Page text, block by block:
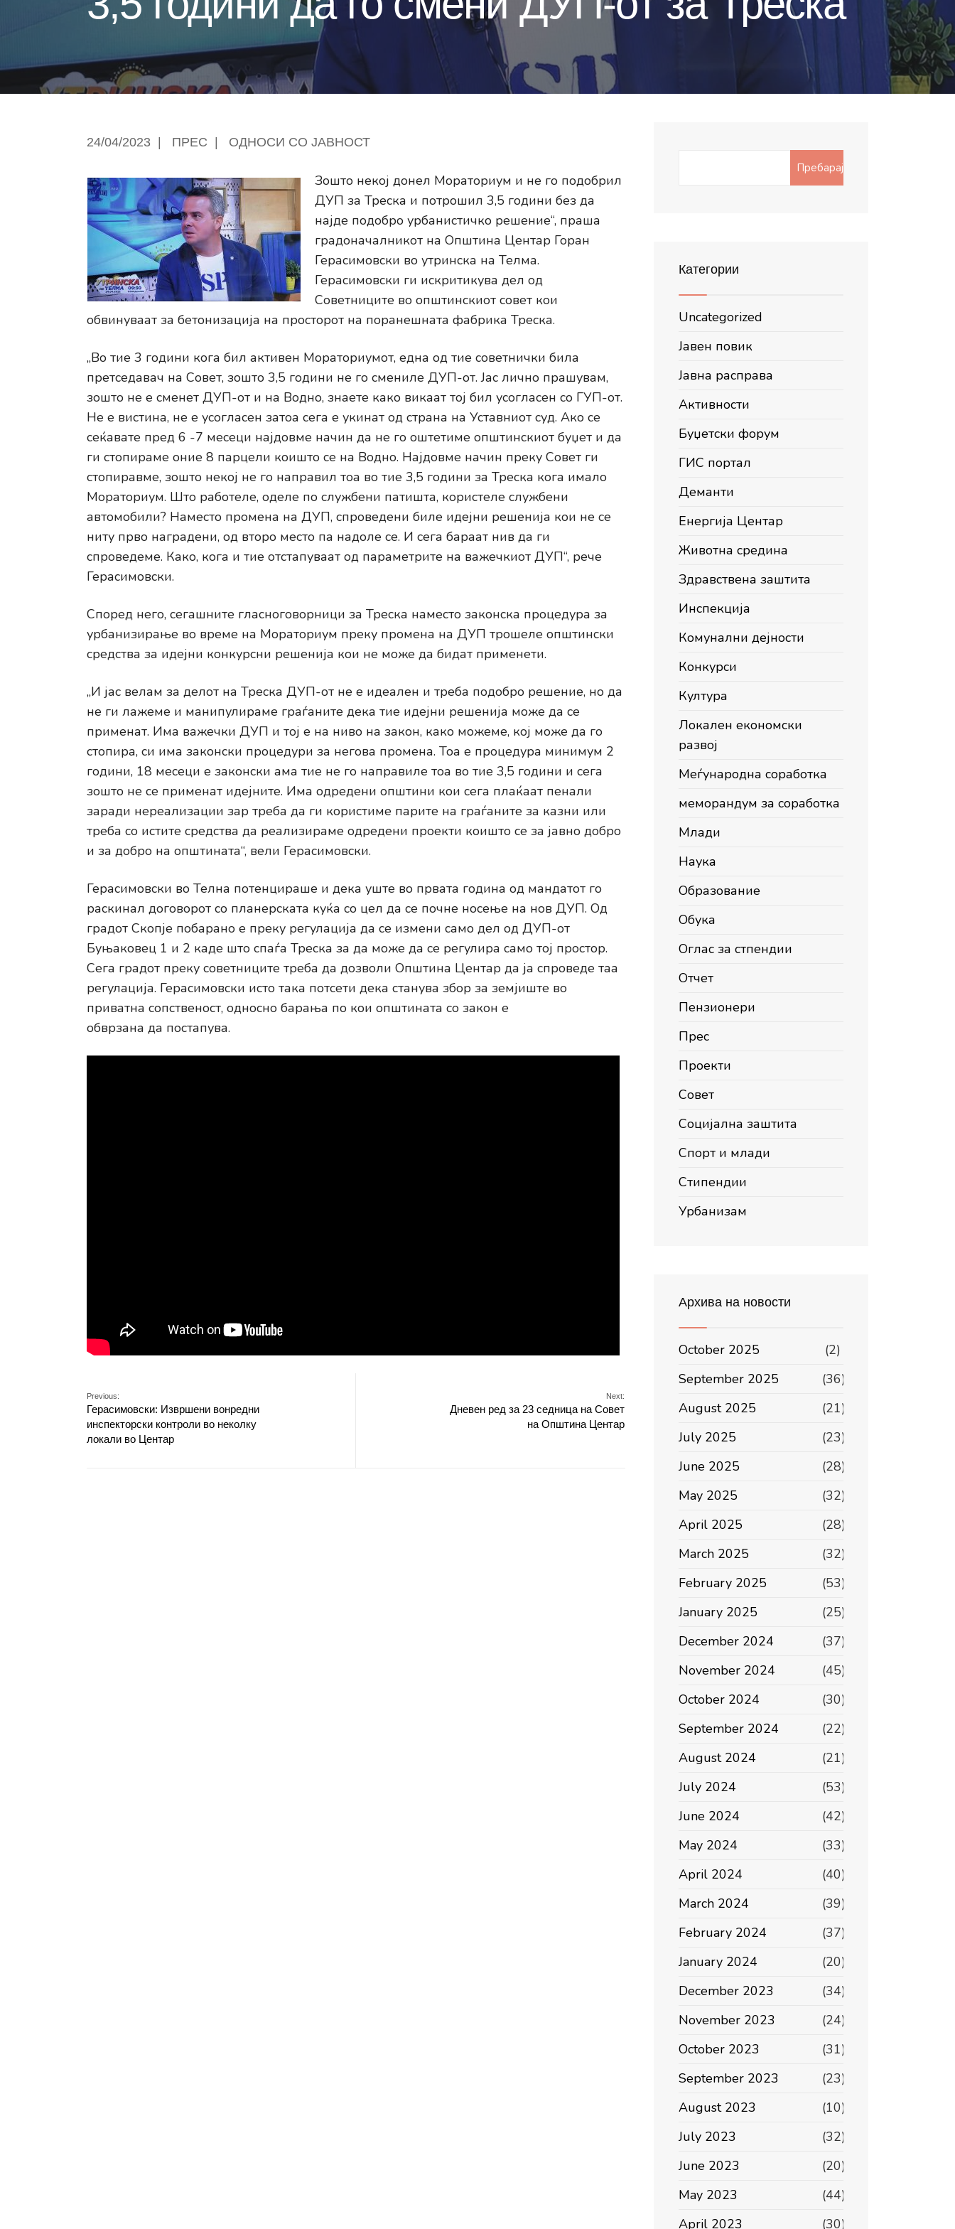
24/04/2023 ПРЕС ОДНОСИ СО ЈАВНОСТ
Зошто некој донел Мораториум и не го подобрил
ДУП за Треска и потрошил 3,5 години без да
најде подобро урбанистичко решение“, праша
градоначалникот на Општина Центар Горан
Герасимовски во утринска на Телма.
Герасимовски ги искритикува дел од
Советниците во општинскиот совет кои
обвинуваат за бетонизација на просторот на поранешната фабрика Треска.
„Во тие 3 години кога бил активен Мораториумот, една од тие советнички била
претседавач на Совет, зошто 3,5 години не го смениле ДУП-от. Јас лично прашувам,
зошто не е сменет ДУП-от и на Водно, знаете како викаат тој бил усогласен со ГУП-от.
Не е вистина, не е усогласен затоа сега е укинат од страна на Уставниот суд. Ако се
сеќавате пред 6 -7 месеци најдовме начин да не го оштетиме општинскиот буџет и да
ги стопираме оние 8 парцели коишто се на Водно. Најдовме начин преку Совет ги
стопиравме, зошто некој не го направил тоа во тие 3,5 години за Треска кога имало
Мораториум. Што работеле, оделе по службени патишта, користеле службени
автомобили? Наместо промена на ДУП, спроведени биле идејни решенија кои не се
ниту прво наградени, од второ место па надоле се. И сега бараат нив да ги
спроведеме. Како, кога и тие отстапуваат од параметрите на важечкиот ДУП“, рече
Герасимовски.
Според него, сегашните гласноговорници за Треска наместо законска процедура за
урбанизирање во време на Мораториум преку промена на ДУП трошеле општински
средства за идејни конкурсни решенија кои не може да бидат применети.
„И јас велам за делот на Треска ДУП-от не е идеален и треба подобро решение, но да
не ги лажеме и манипулираме граѓаните дека тие идејни решенија може да се
применат. Има важечки ДУП и тој е на ниво на закон, како можеме, кој може да го
стопира, си има законски процедури за негова промена. Тоа е процедура минимум 2
години, 18 месеци е законски ама тие не го направиле тоа во тие 3,5 години и сега
зошто не се применат идејните. Има одредени општини кои сега плаќаат пенали
заради нереализации зар треба да ги користиме парите на граѓаните за казни или
треба со истите средства да реализираме одредени проекти коишто се за јавно добро
и за добро на општината“, вели Герасимовски.
Герасимовски во Телна потенцираше и дека уште во првата година од мандатот го
раскинал договорот со планерската куќа со цел да се почне носење на нов ДУП. Од
градот Скопје побарано е преку регулација да се измени само дел од ДУП-от
Буњаковец 1 и 2 каде што спаѓа Треска за да може да се регулира само тој простор.
Сега градот преку советниците треба да дозволи Општина Центар да ја спроведе таа
регулација. Герасимовски исто така потсети дека станува збор за земјиште во
приватна сопственост, односно барања по кои општината со закон е
обврзана да постапува.
Previous:
Герасимовски: Извршени вонредни
инспекторски контроли во неколку
локали во Центар
Next:
Дневен ред за 23 седница на Совет
на Општина Центар
Пребарај
Категории
Uncategorized
Јавен повик
Јавна расправа
Активности
Буџетски форум
ГИС портал
Деманти
Енергија Центар
Животна средина
Здравствена заштита
Инспекција
Комунални дејности
Конкурси
Култура
Локален економски
развој
Меѓународна соработка
меморандум за соработка
Млади
Наука
Образование
Обука
Оглас за стпендии
Отчет
Пензионери
Прес
Проекти
Совет
Социјална заштита
Спорт и млади
Стипендии
Урбанизам
Архива на новости
October 2025
(2)
September 2025
(36)
August 2025
(21)
July 2025
(23)
June 2025
(28)
May 2025
(32)
April 2025
(28)
March 2025
(32)
February 2025
(53)
January 2025
(25)
December 2024
(37)
November 2024
(45)
October 2024
(30)
September 2024
(22)
August 2024
(21)
July 2024
(53)
June 2024
(42)
May 2024
(33)
April 2024
(40)
March 2024
(39)
February 2024
(37)
January 2024
(20)
December 2023
(34)
November 2023
(24)
October 2023
(31)
September 2023
(23)
August 2023
(10)
July 2023
(32)
June 2023
(20)
May 2023
(44)
April 2023
(30)